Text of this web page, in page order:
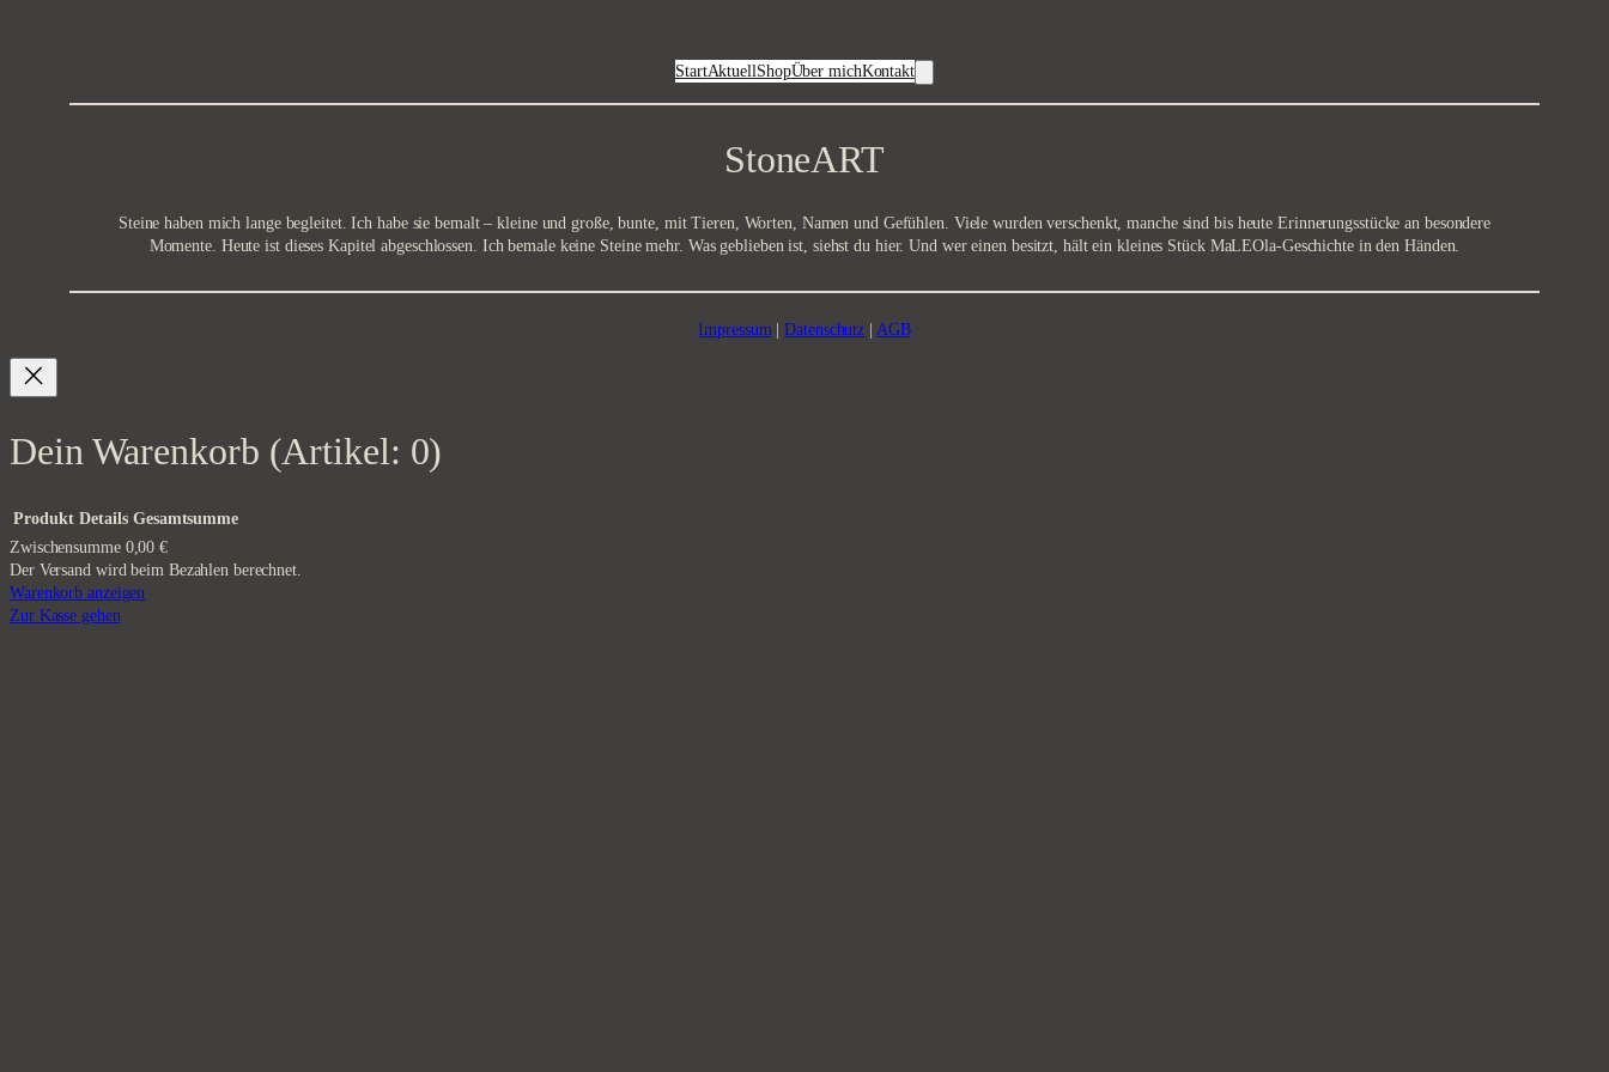
StartAktuellShopÜber michKontakt
StoneART
Steine haben mich lange begleitet. Ich habe sie bemalt – kleine und große, bunte, mit Tieren, Worten, Namen und Gefühlen. Viele wurden verschenkt, manche sind bis heute Erinnerungsstücke an besondere
Momente. Heute ist dieses Kapitel abgeschlossen. Ich bemale keine Steine mehr. Was geblieben ist, siehst du hier. Und wer einen besitzt, hält ein kleines Stück MaLEOla-Geschichte in den Händen.
Impressum|Datenschutz AGB
Dein Warenkorb (Artikel: 0)
Produkte
im
Produkt Details Gesamtsumme
Zwischensumme 0,00 €
Der Versand wird beim Bezahlen berechnet.
Warenkorb anzeigen
Zur Kasse gehen